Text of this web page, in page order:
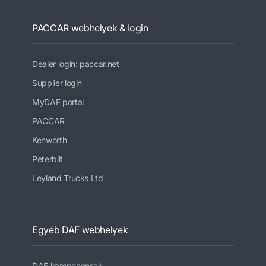
PACCAR webhelyek & login
Dealer login: paccar.net
Supplier login
MyDAF portal
PACCAR
Kenworth
Peterbilt
Leyland Trucks Ltd
Egyéb DAF webhelyek